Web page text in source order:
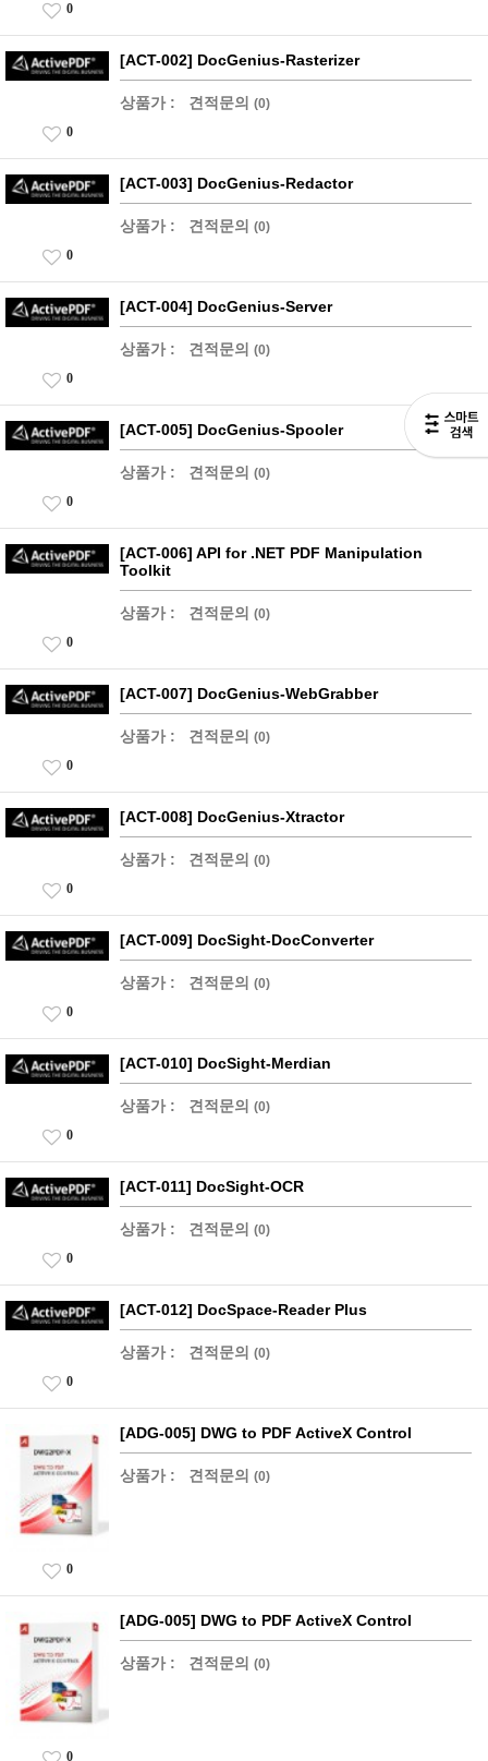
0
[ACT-002] DocGenius-Rasterizer
상품가 : 견적문의 (0)
0
[ACT-003] DocGenius-Redactor
상품가 : 견적문의 (0)
0
[ACT-004] DocGenius-Server
상품가 : 견적문의 (0)
0
[ACT-005] DocGenius-Spooler
상품가 : 견적문의 (0)
0
[ACT-006] API for .NET PDF Manipulation
Toolkit
상품가 : 견적문의 (0)
0
[ACT-007] DocGenius-WebGrabber
상품가 : 견적문의 (0)
0
[ACT-008] DocGenius-Xtractor
상품가 : 견적문의 (0)
0
[ACT-009] DocSight-DocConverter
상품가 : 견적문의 (0)
0
[ACT-010] DocSight-Merdian
상품가 : 견적문의 (0)
0
[ACT-011] DocSight-OCR
상품가 : 견적문의 (0)
0
[ACT-012] DocSpace-Reader Plus
상품가 : 견적문의 (0)
0
[ADG-005] DWG to PDF ActiveX Control
상품가 : 견적문의 (0)
0
[ADG-005] DWG to PDF ActiveX Control
상품가 : 견적문의 (0)
0